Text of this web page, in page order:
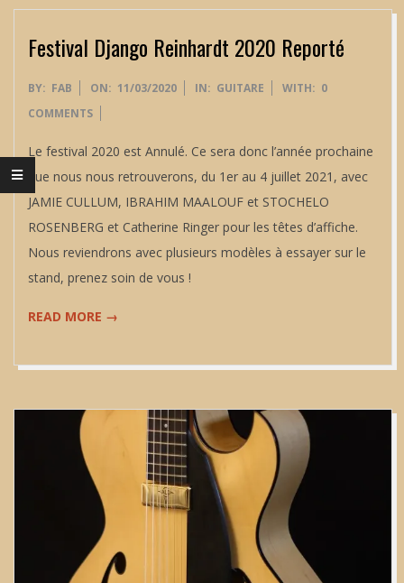
Festival Django Reinhardt 2020 Reporté
2020-
03-
BY: FAB ON: 11/03/2020 IN: GUITARE WITH: 0
COMMENTS
Le festival 2020 est Annulé. Ce sera donc l’année prochaine
que nous nous retrouverons, du 1er au 4 juillet 2021, avec
JAMIE CULLUM, IBRAHIM MAALOUF et STOCHELO
ROSENBERG et Catherine Ringer pour les têtes d’affiche.
Nous reviendrons avec plusieurs modèles à essayer sur le
stand, prenez soin de vous !
READ MORE →